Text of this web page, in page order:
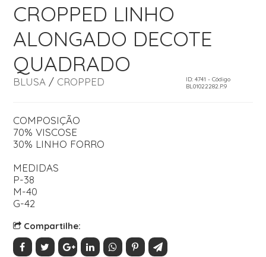
CROPPED LINHO
ALONGADO DECOTE
QUADRADO
BLUSA/ CROPPED
ID: 4741 - Código
BL01022282.P.9
COMPOSIÇÃO
70% VISCOSE
30% LINHO FORRO
MEDIDAS
P-38
M-40
G-42
Compartilhe: